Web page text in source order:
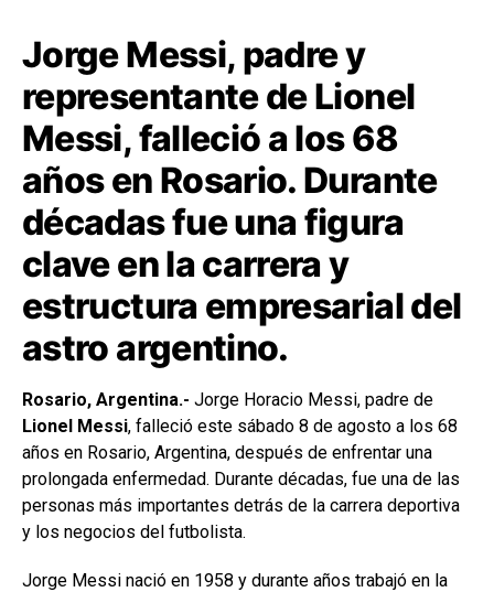
Jorge Messi, padre y
representante de Lionel
Messi, falleció a los 68
años en Rosario. Durante
décadas fue una figura
clave en la carrera y
estructura empresarial del
astro argentino.
Rosario, Argentina.- Jorge Horacio Messi, padre de
Lionel Messi, falleció este sábado 8 de agosto a los 68
años en Rosario, Argentina, después de enfrentar una
prolongada enfermedad. Durante décadas, fue una de las
personas más importantes detrás de la carrera deportiva
y los negocios del futbolista.
Jorge Messi nació en 1958 y durante años trabajó en la